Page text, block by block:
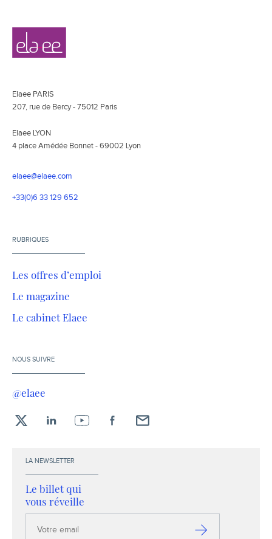
Navigation
secondaire
Elaee
Elaee PARIS
207, rue de Bercy - 75012 Paris
Elaee LYON
4 place Amédée Bonnet - 69002 Lyon
elaee@elaee.com
+33(0)6 33 129 652
RUBRIQUES
Les offres d’emploi
Le magazine
Le cabinet Elaee
NOUS SUIVRE
@elaee
LA NEWSLETTER
Le billet qui
vous réveille
email
S’inscrire